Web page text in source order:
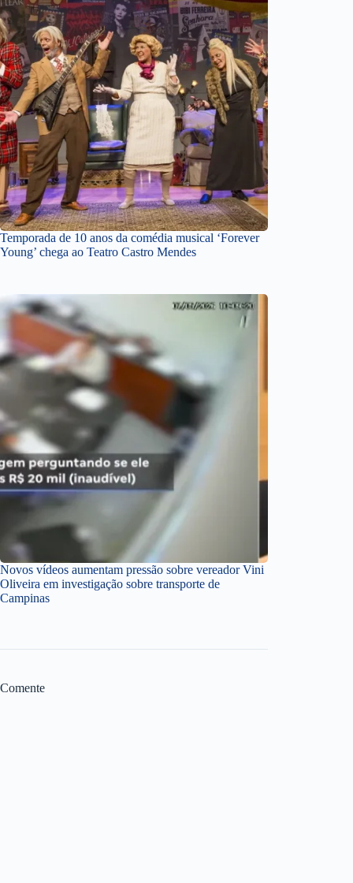
Temporada de 10 anos da comédia musical ‘Forever
Young’ chega ao Teatro Castro Mendes
Novos vídeos aumentam pressão sobre vereador Vini
Oliveira em investigação sobre transporte de
Campinas
Comente